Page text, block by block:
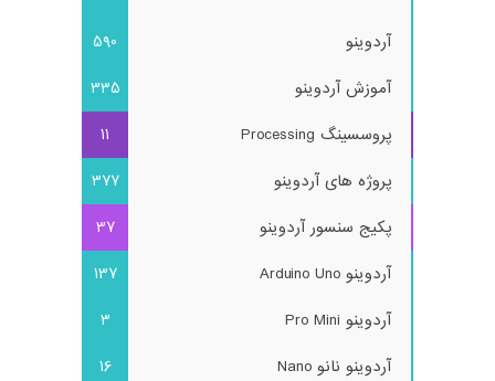
آردوینو
590
آموزش آردوینو
335
پروسسینگ Processing
11
پروژه های آردوینو
377
پکیج سنسور آردوینو
37
آردوینو Arduino Uno
137
آردوینو Pro Mini
3
آردوینو نانو Nano
16